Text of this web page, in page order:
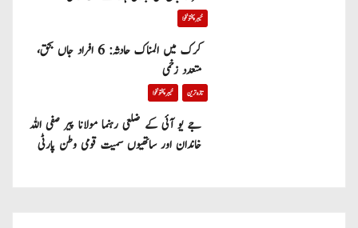
خیبر پختونخوا
کرک میں المناک حادثہ: 6 افراد جاں بحق،
متعدد زخمی
تازہ ترین خیبر پختونخوا
جے یو آئی کے ضلعی رہنما مولانا پیر صفی اللہ
خاندان اور ساتھیوں سمیت قومی وطن پارٹی